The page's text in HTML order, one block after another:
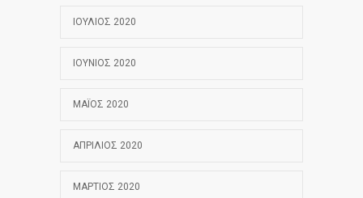
ΙΟΎΛΙΟΣ 2020
ΙΟΎΝΙΟΣ 2020
ΜΆΙΟΣ 2020
ΑΠΡΊΛΙΟΣ 2020
ΜΆΡΤΙΟΣ 2020